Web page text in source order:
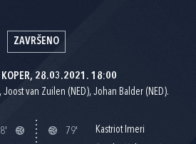
ZAVRŠENO
KOPER, 28.03.2021. 18:00
van Zuilen (NED), Johan Balder (NED).
8'
79'
Kastriot Imeri